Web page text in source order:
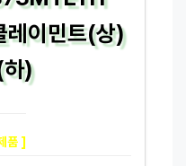
이민트(상)
하)
품 ]